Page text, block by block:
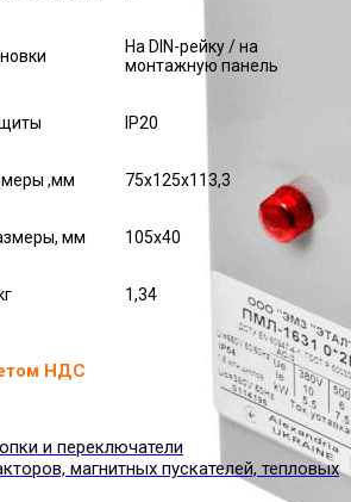
На DIN-рейку / на
монтажную панель
IP20
,мм 75х125х113,3
мм 105х40
1,34
НДС
и переключатели
магнитных пускателей, тепловых